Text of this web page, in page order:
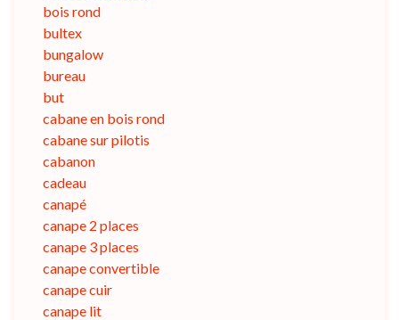
bois rond
bultex
bungalow
bureau
but
cabane en bois rond
cabane sur pilotis
cabanon
cadeau
canapé
canape 2 places
canape 3 places
canape convertible
canape cuir
canape lit